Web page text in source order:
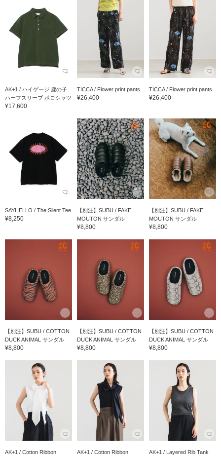
AK+1 / ハイゲージ 鹿の子
ハーフスリーブ ポロシャツ
¥17,600
TICCA / Flower print pants
¥26,400
TICCA / Flower print pants
¥26,400
SAYHELLO / The Silent Tee
¥8,250
【別注】SUBU / FAKE
MOUTON サンダル
¥8,800
【別注】SUBU / FAKE
MOUTON サンダル
¥8,800
【別注】SUBU / COTTON
DUCK ANIMAL サンダル
¥8,800
【別注】SUBU / COTTON
DUCK ANIMAL サンダル
¥8,800
【別注】SUBU / COTTON
DUCK ANIMAL サンダル
¥8,800
AK+1 / Cotton Ribbon AK+1 / Cotton Ribbon AK+1 / Layered Rib Tank